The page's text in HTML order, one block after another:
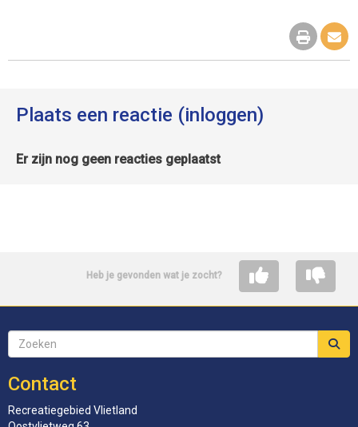
Plaats een reactie (inloggen)
Er zijn nog geen reacties geplaatst
Heb je gevonden wat je zocht?
Contact
Recreatiegebied Vlietland